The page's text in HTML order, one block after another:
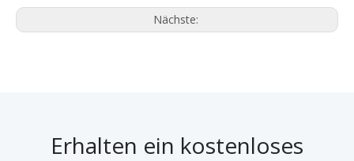
Nächste:
Erhalten ein kostenloses